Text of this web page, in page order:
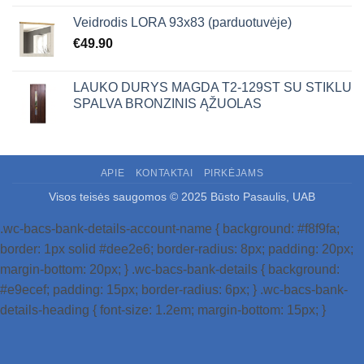
Veidrodis LORA 93x83 (parduotuvėje)
€49.90
LAUKO DURYS MAGDA T2-129ST SU STIKLU
SPALVA BRONZINIS ĄŽUOLAS
APIE KONTAKTAI PIRKĖJAMS
Visos teisės saugomos © 2025 Būsto Pasaulis, UAB
.wc-bacs-bank-details-account-name { background: #f8f9fa;
border: 1px solid #dee2e6; border-radius: 8px; padding: 20px;
margin-bottom: 20px; } .wc-bacs-bank-details { background:
#e9ecef; padding: 15px; border-radius: 6px; } .wc-bacs-bank-
details-heading { font-size: 1.2em; margin-bottom: 15px; }